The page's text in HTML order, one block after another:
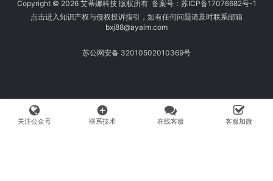
Copyright © 2026 艾蒂娜科技 版权所有 备案号： 苏ICP备17076682号-1
点击进入知识产权与侵权投诉指引，如有任何问题请及时联系邮箱
bxj88@ayalm.com
苏公网安备 32010502010369号
关注公众号
add_circle
联系技术 在线客服 客服加微